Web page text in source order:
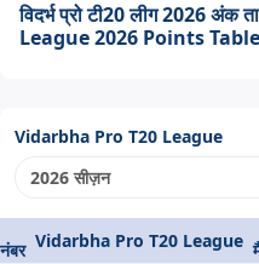
विदर्भ प्रो टी20 लीग 2026
League 2026 Points
Vidarbha Pro T20 League
नंबर Vidarbha Pro T20 League